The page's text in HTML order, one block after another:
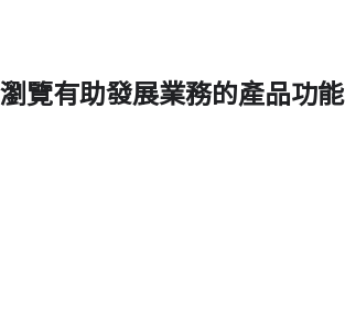
瀏覽有助發展業務的產品功能